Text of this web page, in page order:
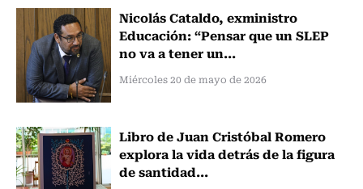
Nicolás Cataldo, exministro
Educación: “Pensar que un SLEP
no va a tener un...
Miércoles 20 de mayo de 2026
Libro de Juan Cristóbal Romero
explora la vida detrás de la figura
de santidad...